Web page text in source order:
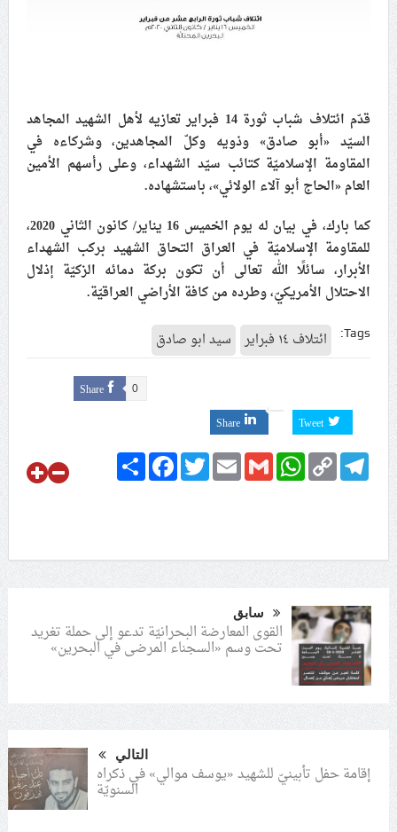
الفقيه القائد قاسم: لن تقتلوا الحسين.. إنّ الحسين سيقتل
موسم عاشوراء؟.. شعب البحرين يرسم معادلة النصر على
الأرض: «مثلي لا يبايع مثله»
قدّم ائتلاف شباب ثورة 14 فبراير تعازيه لأهل الشهيد المجاهد
السيّد «أبو صادق» وذويه وكلّ المجاهدين، وشركاءه في
المقاومة الإسلاميّة كتائب سيّد الشهداء، وعلى رأسهم الأمين
العام «الحاج أبو آلاء الولائي»، باستشهاده.
كما بارك، في بيان له يوم الخميس 16 يناير/ كانون الثاني 2020،
للمقاومة الإسلاميّة في العراق التحاق الشهيد بركب الشهداء
الأبرار، سائلًا الله تعالى أن تكون بركة دمائه الزكيّة إذلال
الاحتلال الأمريكيّ، وطرده من كافة الأراضي العراقيّة.
Tags: ائتلاف ١٤ فبراير سيد ابو صادق
Share 0
Tweet
Share
ShareFacebookTwitterEmailGmail
WhatsApp Copy
Link
Telegram
سابق
القوى المعارضة البحرانيّة تدعو إلى حملة تغريد
تحت وسم «السجناء المرضى في البحرين»
التالي
إقامة حفل تأبينيّ للشهيد «يوسف موالي» في ذكراه
السنويّة